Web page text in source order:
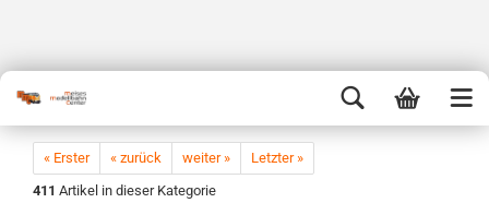
« Erster « zurück weiter »
Letzter »
411 Artikel in dieser Kategorie